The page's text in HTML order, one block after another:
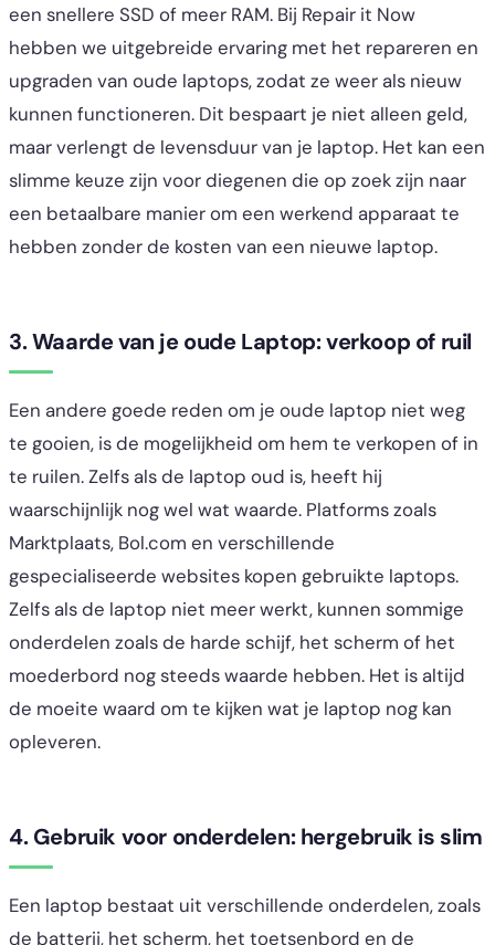
een snellere SSD of meer RAM. Bij Repair it Now
hebben we uitgebreide ervaring met het repareren en
upgraden van oude laptops, zodat ze weer als nieuw
kunnen functioneren. Dit bespaart je niet alleen geld,
maar verlengt de levensduur van je laptop. Het kan een
slimme keuze zijn voor diegenen die op zoek zijn naar
een betaalbare manier om een werkend apparaat te
hebben zonder de kosten van een nieuwe laptop.
3. Waarde van je oude Laptop: verkoop of ruil
Een andere goede reden om je oude laptop niet weg
te gooien, is de mogelijkheid om hem te verkopen of in
te ruilen. Zelfs als de laptop oud is, heeft hij
waarschijnlijk nog wel wat waarde. Platforms zoals
Marktplaats, Bol.com en verschillende
gespecialiseerde websites kopen gebruikte laptops.
Zelfs als de laptop niet meer werkt, kunnen sommige
onderdelen zoals de harde schijf, het scherm of het
moederbord nog steeds waarde hebben. Het is altijd
de moeite waard om te kijken wat je laptop nog kan
opleveren.
4. Gebruik voor onderdelen: hergebruik is slim
Een laptop bestaat uit verschillende onderdelen, zoals
de batterij, het scherm, het toetsenbord en de